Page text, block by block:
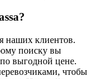
наших клиентов.
поиску вы
выгодной цене.
чтобы